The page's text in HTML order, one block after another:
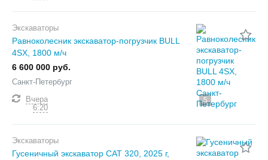
5
Экскаваторы
Равноколесник экскаватор-погрузчик BULL
4SX, 1800 м/ч
6 600 000 руб.
Санкт-Петербург
Вчера
6:20
Экскаваторы
Гусеничный экскаватор CAT 320, 2025 г,